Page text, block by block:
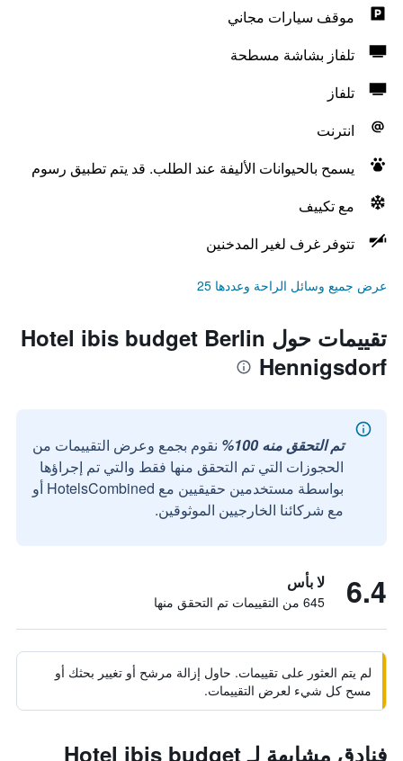
موقف سيارات مجاني
تلفاز بشاشة مسطحة
تلفاز
انترنت
يسمح بالحيوانات الأليفة عند الطلب. قد يتم تطبيق رسوم
مع تكييف
تتوفر غرف لغير المدخنين
عرض جميع وسائل الراحة وعددها 25
تقييمات حول Hotel ibis budget Berlin
Hennigsdorf
تم التحقق منه 100%
نقوم بجمع وعرض التقييمات من
الحجوزات التي تم التحقق منها فقط والتي تم إجراؤها
بواسطة مستخدمين حقيقيين مع HotelsCombined أو
مع شركائنا الخارجيين الموثوقين.
6.4 لا بأس
645 من التقييمات تم التحقق منها
لم يتم العثور على تقييمات. حاول إزالة مرشح أو تغيير بحثك أو
مسح كل شيء لعرض التقييمات.
فنادق مشابهة لـ Hotel ibis budget